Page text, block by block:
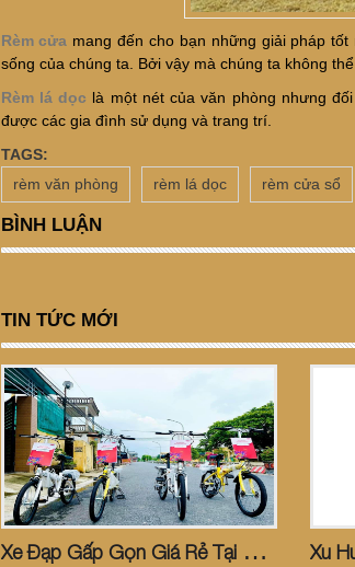
Rèm cửa mang đến cho bạn những giải pháp
sống của chúng ta. Bởi vậy mà chúng ta không
Rèm lá dọc là một nét của văn phòng nhưng
được các gia đình sử dụng và trang trí.
TAGS:
rèm văn phòng
rèm lá dọc rèm cửa sổ
BÌNH LUẬN
TIN TỨC MỚI
X
E Đạp Gấp Gọn Giá Rẻ Tại Bình Dương